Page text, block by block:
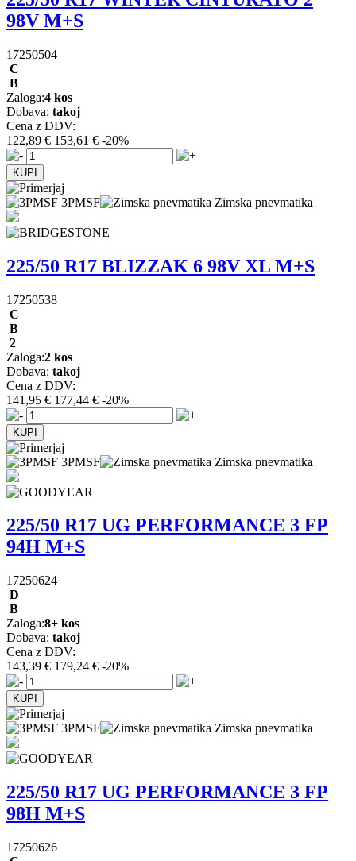
98V M+S
17250504
C
B
Zaloga:4 kos
Dobava: takoj
Cena z DDV:
122,89 € 153,61 € -20%
3PMSF Zimska pnevmatika
225/50 R17 BLIZZAK 6 98V XL M+S
17250538
C
B
2
Zaloga:2 kos
Dobava: takoj
Cena z DDV:
141,95 € 177,44 € -20%
3PMSF Zimska pnevmatika
225/50 R17 UG PERFORMANCE 3 FP
94H M+S
17250624
D
B
Zaloga:8+ kos
Dobava: takoj
Cena z DDV:
143,39 € 179,24 € -20%
3PMSF Zimska pnevmatika
225/50 R17 UG PERFORMANCE 3 FP
98H M+S
17250626